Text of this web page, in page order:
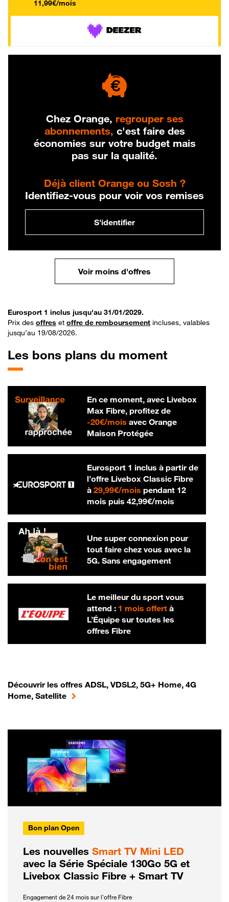
11,99€/mois
Chez Orange, regrouper ses
abonnements, c'est faire des
économies sur votre budget mais
pas sur la qualité.
Déjà client Orange ou Sosh ?
Identifiez-vous pour voir vos remises
S'identifier
Voir moins d'offres
Eurosport 1 inclus jusqu'au 31/01/2029.
Prix des offres et offre de remboursement incluses, valables
jusqu’au 19/08/2026.
Les bons plans du moment
En ce moment, avec Livebox
Max Fibre, profitez de
-20€/mois20 € par mois
avec Orange
Maison Protégée
Eurosport 1 inclus à partir de
l’offre Livebox Classic Fibre
à 29,99€/mois29,99 € par mois
pendant 12
mois puis 42,99€/mois42,99 € par
Une super connexion pour
tout faire chez vous avec la
5G. Sans engagement
Le meilleur du sport vous
attend : 1 mois offertà
L’Équipe sur toutes les
offres Fibre
Découvrir les offres ADSL, VDSL2, 5G+ Home, 4G
Home, Satellite
Bon plan Open
Les nouvelles Smart TV Mini LED
avec la Série Spéciale 130Go 5G et
Livebox Classic Fibre + Smart TV
Engagement de 24 mois sur l'offre Fibre